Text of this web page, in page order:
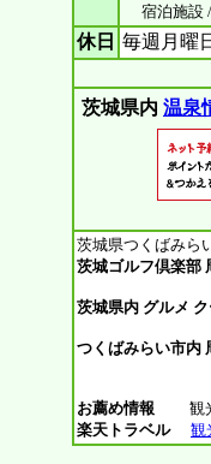
宿泊施設 /
休日 毎週月曜
茨城県内 温泉
茨城県つくばみら
茨城ゴルフ倶楽部
茨城県内 グルメ
つくばみらい市内
お薦め情報
観
楽天トラベル
観